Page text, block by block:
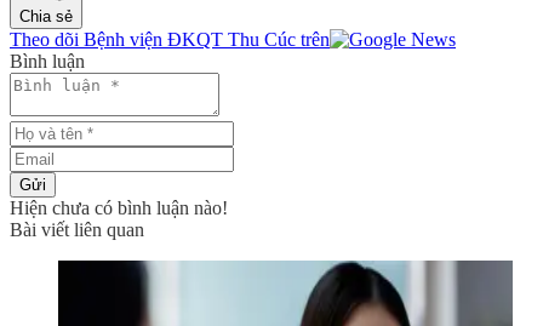
Chia sẻ
Theo dõi Bệnh viện ĐKQT Thu Cúc trên
Bình luận
Gửi
Hiện chưa có bình luận nào!
Bài viết liên quan